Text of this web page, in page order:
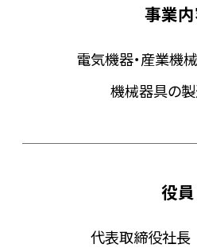
事業
電気機器・産業機
機械器具の製
役員
代表取締役社